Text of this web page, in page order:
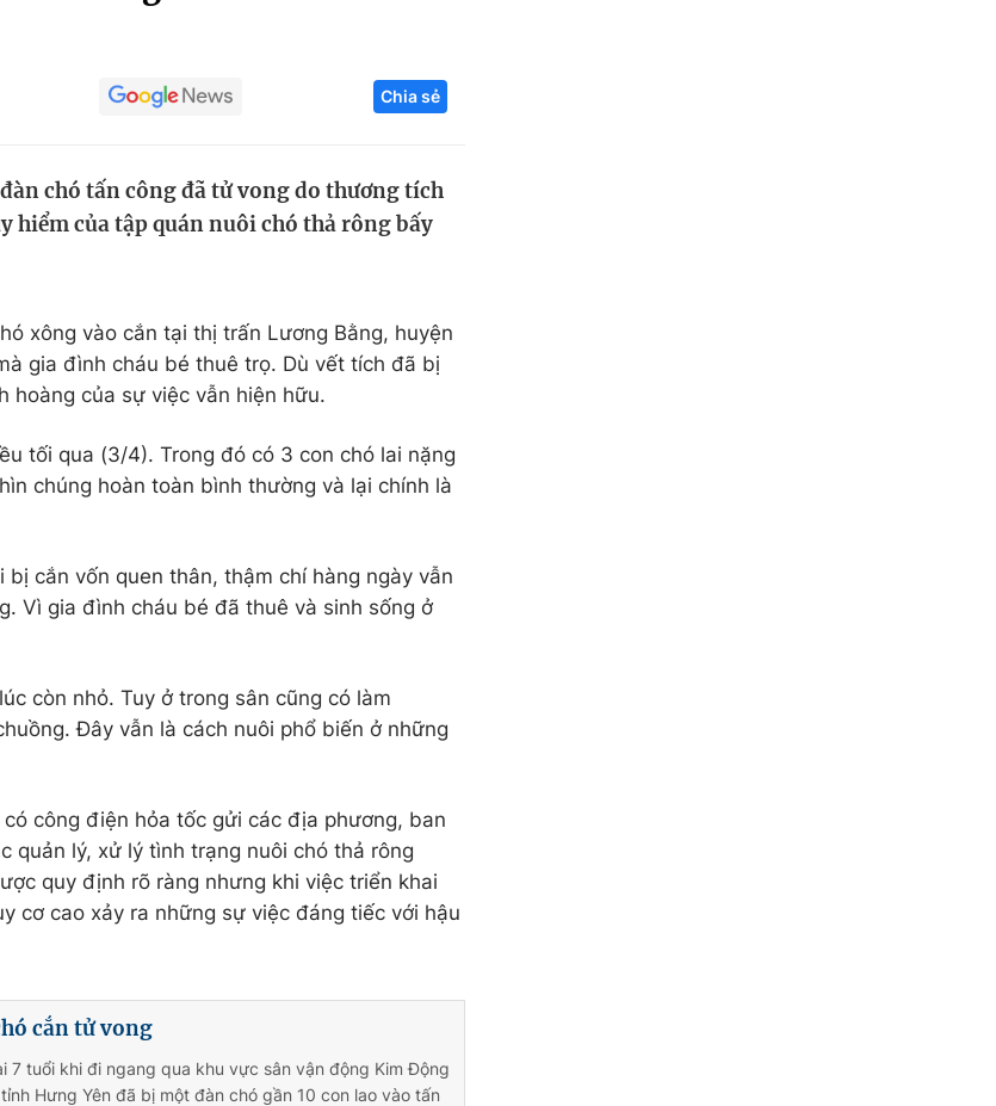
Tuyển sinh
Hitech Công nghệ tương lai
Thị trường
Chia sẻ
chó tấn công đã tử vong do thương tích
hiểm của tập quán nuôi chó thả rông bấy
xông vào cắn tại thị trấn Lương Bằng, huyện
gia đình cháu bé thuê trọ. Dù vết tích đã bị
hoàng của sự việc vẫn hiện hữu.
tối qua (3/4). Trong đó có 3 con chó lai nặng
chúng hoàn toàn bình thường và lại chính là
cắn vốn quen thân, thậm chí hàng ngày vẫn
Vì gia đình cháu bé đã thuê và sinh sống ở
còn nhỏ. Tuy ở trong sân cũng có làm
Đây vẫn là cách nuôi phổ biến ở những
công điện hỏa tốc gửi các địa phương, ban
quản lý, xử lý tình trạng nuôi chó thả rông
quy định rõ ràng nhưng khi việc triển khai
cơ cao xảy ra những sự việc đáng tiếc với hậu
cắn tử vong
7 tuổi khi đi ngang qua khu vực sân vận động Kim Động
Hưng Yên đã bị một đàn chó gần 10 con lao vào tấn